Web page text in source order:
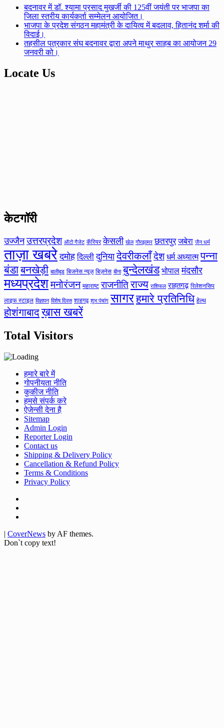
बदनावर में डॉ. श्यामा प्रसाद मुखर्जी की 125वीं जयंती पर भाजपा का
जिला स्तरीय कार्यकर्ता सम्मेलन आयोजित।
भाजपा के प्रदेश संगठन महामंत्री के दायित्व में बदलाव, हितानंद शर्मा की
विदाई।
तहसील पत्रकार संघ बदनावर द्वारा अपने माथुर साहब का आयोजन 29
जनवरी को।
Locate Us
केटगॉरी
उज्जैन उत्तरप्रदेश ऑटो गैजेट कॅरियर केसली खेल गौरझामर छतरपुर जबेरा जैन धर्म
ताज़ा खबरे दमोह दिल्ली दुनिया देवरीकलाँदेश धर्म अध्यात्म पन्ना
बंडाबनखेड़ी बालीबुड बिजनेस न्यूज़ बिज़नेस बीना बुन्देलखंड भोपाल मंदसौर
मध्यप्रदेशमनोरंजन महाराष्ट राजनीतिराज्य राशिफल राहतगढ़ रिलेशनसिप
लाइफ स्टाइल विज्ञापन विशेष दिवस शाहगढ़ शुभ पंचांग सागरहमारे प्रतिनिधि हेल्थ
होशंगाबादख़ास खबरें
Total Visitors
हमारे बारे में
गोपनीयता नीति
कुकीज नीति
हमसे संपर्क करे
ऐजेन्सी देना है
Sitemap
Admin Login
Reporter Login
Contact us
Shipping & Delivery Policy
Cancellation & Refund Policy
Terms & Conditions
Privacy Policy
| CoverNews by AF themes.
Don`t copy text!